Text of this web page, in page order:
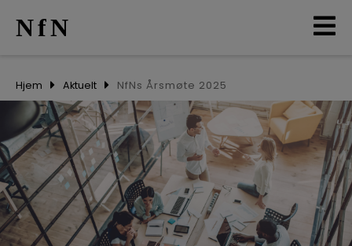
AKTUELT
ARRANGEMENTER
NETTVERK
MEDLEMMER
OM OSS
NfN
Hjem Aktuelt NfNs Årsmøte 2025